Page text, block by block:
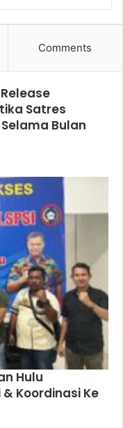
Comments
Satres
Bulan
Hulu
Koordinasi Ke